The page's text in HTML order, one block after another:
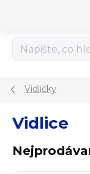
Vidličky
Vidlice